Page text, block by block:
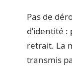
Pas de
d’identité :
retrait. La
transmis